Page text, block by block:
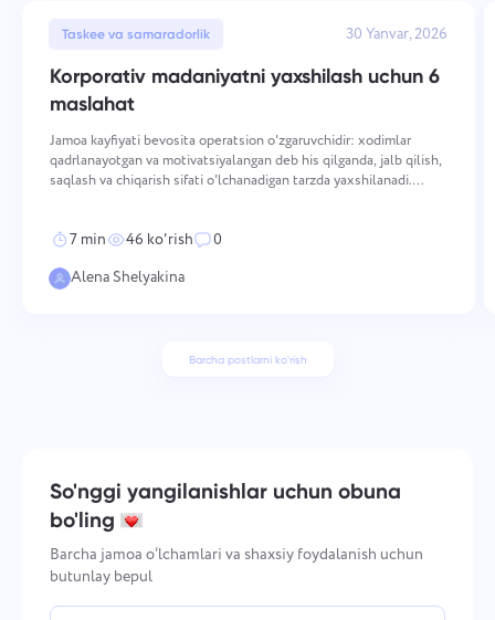
Taskee va samaradorlik 30 Yanvar, 2026
Korporativ madaniyatni yaxshilash uchun 6
maslahat
Jamoa kayfiyati bevosita operatsion o'zgaruvchidir: xodimlar
qadrlanayotgan va motivatsiyalangan deb his qilganda, jalb qilish,
saqlash va chiqarish sifati o'lchanadigan tarzda yaxshilanadi.
7 min 46 ko'rish
0
Alena Shelyakina
Barcha postlarni ko'rish
So'nggi yangilanishlar uchun obuna
bo'ling
Barcha jamoa o‘lchamlari va shaxsiy foydalanish uchun
butunlay bepul